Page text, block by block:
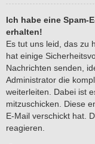
Ich habe eine Spam-
erhalten!
Es tut uns leid, das zu
hat einige
Nachrichten senden,
Administrator die
weiterleiten. Dabei ist
mitzuschicken. Diese
E-Mail verschickt hat.
reagieren.